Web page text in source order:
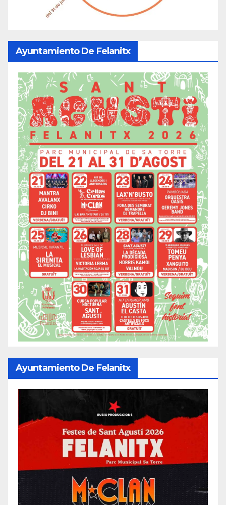
Ayuntamiento De Felanitx
Ayuntamiento De Felanitx